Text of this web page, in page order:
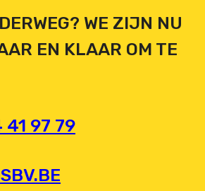
WE ZIJN NU
EN KLAAR OM TE
41 97 79